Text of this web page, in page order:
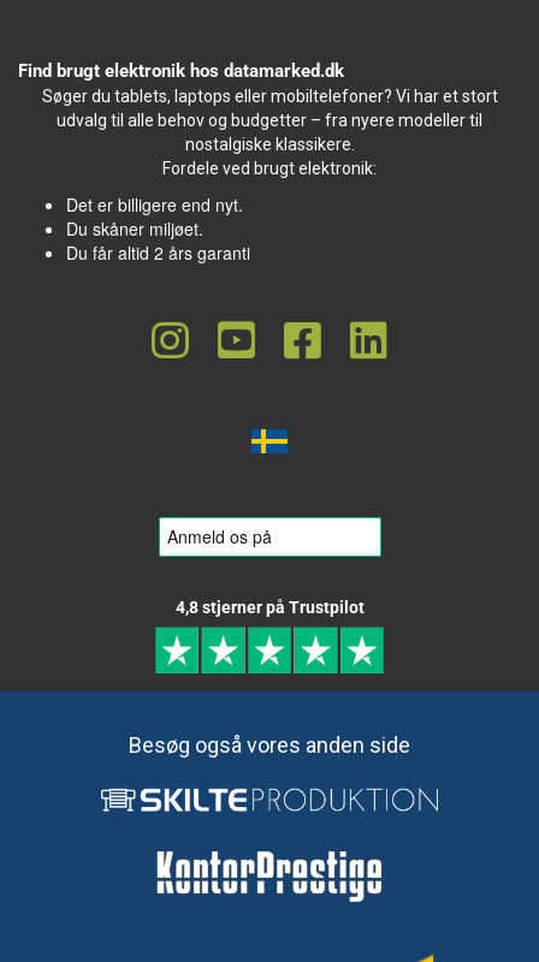
Find brugt elektronik hos datamarked.dk
Søger du tablets, laptops eller mobiltelefoner? Vi har et stort
udvalg til alle behov og budgetter – fra nyere modeller til
nostalgiske klassikere.
Fordele ved brugt elektronik:
Det er billigere end nyt.
Du skåner miljøet.
Du får altid 2 års garanti
4,8 stjerner på Trustpilot
Besøg også vores anden side